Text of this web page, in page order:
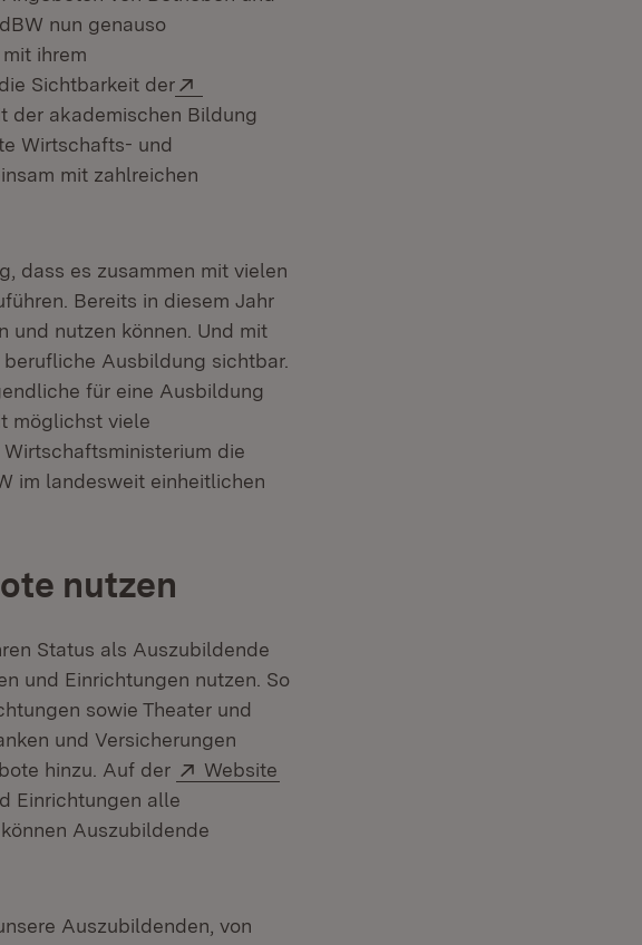
nun genauso
ihrem
Sichtbarkeit der
der akademischen Bildung
Wirtschafts- und
mit zahlreichen
dass es zusammen mit vielen
Bereits in diesem Jahr
und nutzen können. Und mit
Ausbildung sichtbar.
für eine Ausbildung
möglichst viele
die
im landesweit einheitlichen
nutzen
Status als Auszubildende
und Einrichtungen nutzen. So
sowie Theater und
und Versicherungen
hinzu. Auf der
Extern:
Website
Einrichtungen alle
(Öffnet in neuem Fenster)
können Auszubildende
Auszubildenden, von